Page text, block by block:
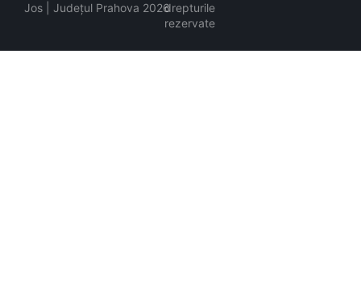
Jos | Județul Prahova 2026drepturile
rezervate